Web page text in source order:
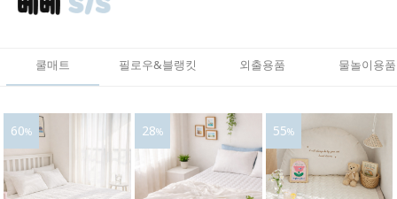
쿨매트 필로우&블랭킷 외출용품 물놀이용품
60% 28% 55%